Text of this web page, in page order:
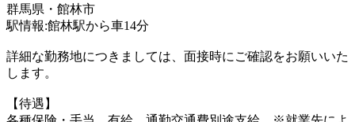
群馬県・館林市
駅情報:館林駅から車14分
詳細な勤務地につきましては、面接時にご確認をお願いいた
します。
【待遇】